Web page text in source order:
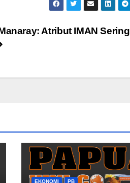
Atribut IMAN Sering
EKONOMI PB